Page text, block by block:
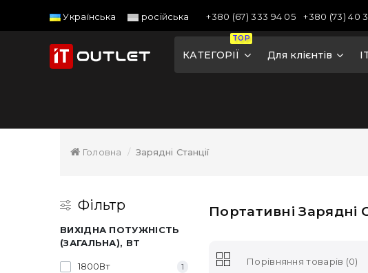
Українська російська +380 (67) 333 94 05 +380 (73) 40
TOP
КАТЕГОРІЇ Для клієнтів
Головна Зарядні Станції
Фільтр
ВИХІДНА ПОТУЖНІСТЬ
(ЗАГАЛЬНА), ВТ
1800Вт 1
Портативні Зарядні
Порівняння товарів (0)